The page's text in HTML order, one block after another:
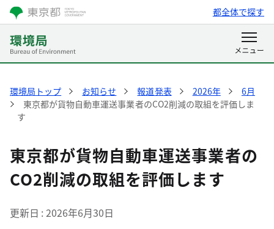
都全体で探す
環境局トップ お知らせ 報道発表 2026年
6月
東京都が貨物自動車運送事業者のCO2削減の取組を評価しま
す
東京都が貨物自動車運送事業者の
CO2削減の取組を評価します
更新日 2026年6月30日